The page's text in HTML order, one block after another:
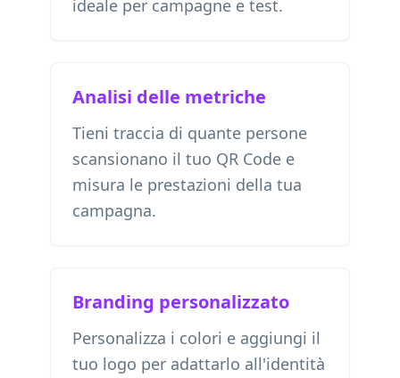
ideale per campagne e test.
Analisi delle metriche
Tieni traccia di quante persone
scansionano il tuo QR Code e
misura le prestazioni della tua
campagna.
Branding personalizzato
Personalizza i colori e aggiungi il
tuo logo per adattarlo all'identità